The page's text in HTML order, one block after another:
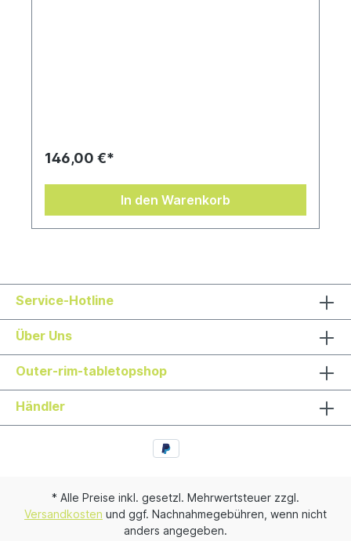
146,00 €*
In den Warenkorb
Service-Hotline
Über Uns
Outer-rim-tabletopshop
Händler
* Alle Preise inkl. gesetzl. Mehrwertsteuer zzgl.
Versandkosten und ggf. Nachnahmegebühren, wenn nicht
anders angegeben.